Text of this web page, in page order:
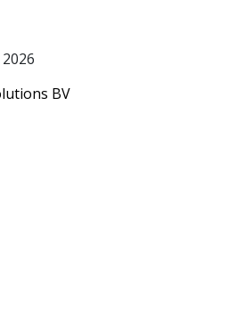
BV